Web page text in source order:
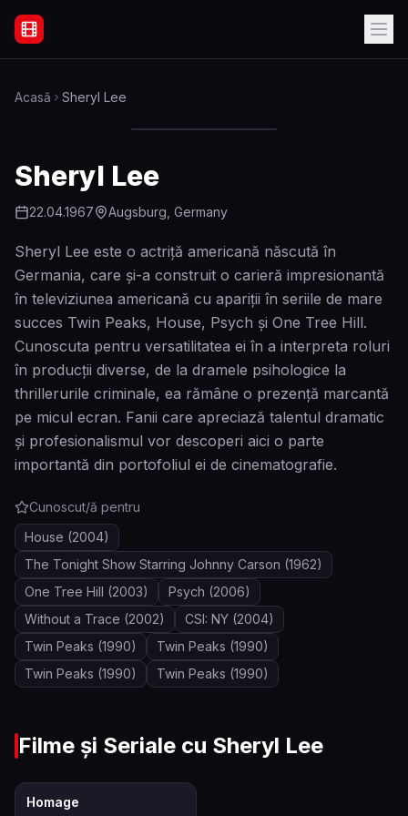
Filme Online Subtitrate - Acasă
Acasă Sheryl Lee
Sheryl Lee
22.04.1967 Augsburg, Germany
Sheryl Lee este o actriță americană născută în
Germania, care și-a construit o carieră impresionantă
în televiziunea americană cu apariții în seriile de mare
succes Twin Peaks, House, Psych și One Tree Hill.
Cunoscuta pentru versatilitatea ei în a interpreta roluri
în producții diverse, de la dramele psihologice la
thrillerurile criminale, ea rămâne o prezență marcantă
pe micul ecran. Fanii care apreciază talentul dramatic
și profesionalismul vor descoperi aici o parte
importantă din portofoliul ei de cinematografie.
Cunoscut/ă pentru
House (2004)
The Tonight Show Starring Johnny Carson (1962)
One Tree Hill (2003) Psych (2006)
Without a Trace (2002) CSI: NY (2004)
Twin Peaks (1990) Twin Peaks (1990)
Twin Peaks (1990) Twin Peaks (1990)
Filme și Seriale cu Sheryl Lee
Homage